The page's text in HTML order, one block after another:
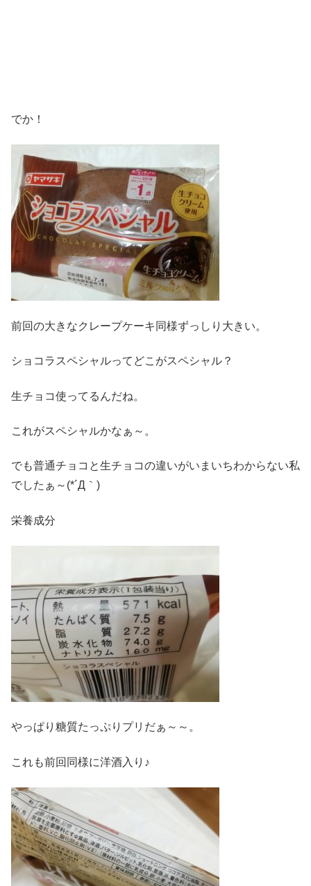
でか！
前回の大きなクレープケーキ同様ずっしり大きい。
ショコラスペシャルってどこがスペシャル？
生チョコ使ってるんだね。
これがスペシャルかなぁ～。
でも普通チョコと生チョコの違いがいまいちわからない私
でしたぁ～(*´Д｀)
栄養成分
やっぱり糖質たっぷりプリだぁ～～。
これも前回同様に洋酒入り♪